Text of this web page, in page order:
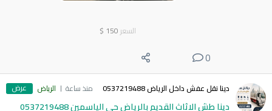
السعر 150
$
0
دينا نقل عفش داخل الرياض 0537219488 منذ ساعة الرياض عرض
دينا طش الاثاث القديم بالرياض حي الياسمين 0537219488